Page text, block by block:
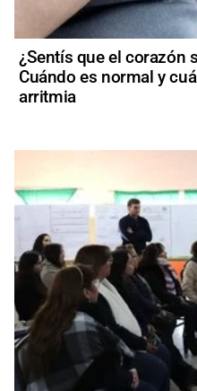
¿Sentís que el corazón
Cuándo es normal y
arritmia